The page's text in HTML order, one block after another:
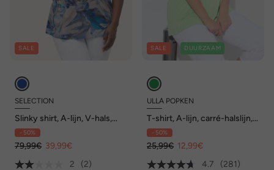
SALE
SELECTION
Slinky shirt, A-lijn, V-hals,
halflange mouwen
- 50%
79,99€ 39,99€
2
(2)
SALE DUURZAAM
ULLA POPKEN
T-shirt, A-lijn, carré-halslijn,
korte mouwen
- 50%
25,99€ 12,99€
4.7
(281)